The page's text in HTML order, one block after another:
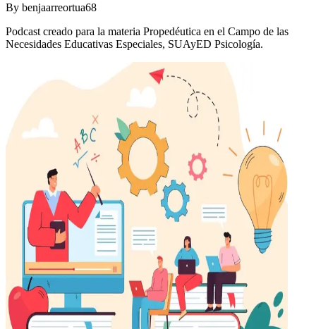
By benjaarreortua68
Podcast creado para la materia Propedéutica en el Campo de las
Necesidades Educativas Especiales, SUAyED Psicología.